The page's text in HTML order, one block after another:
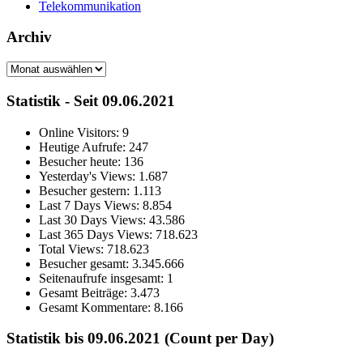
Telekommunikation
Archiv
Archiv
Statistik - Seit 09.06.2021
Online Visitors: 9
Heutige Aufrufe: 247
Besucher heute: 136
Yesterday's Views: 1.687
Besucher gestern: 1.113
Last 7 Days Views: 8.854
Last 30 Days Views: 43.586
Last 365 Days Views: 718.623
Total Views: 718.623
Besucher gesamt: 3.345.666
Seitenaufrufe insgesamt: 1
Gesamt Beiträge: 3.473
Gesamt Kommentare: 8.166
Statistik bis 09.06.2021 (Count per Day)